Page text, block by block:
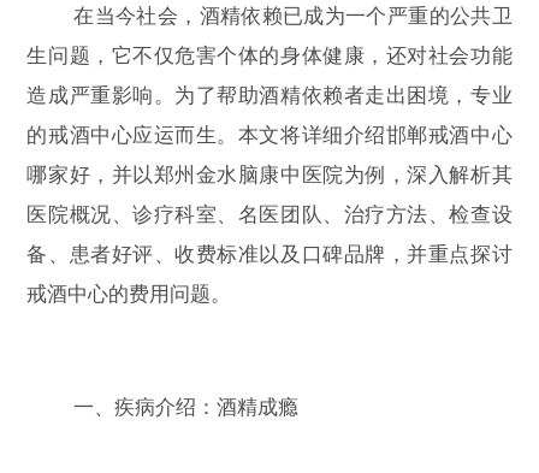
在当今社会，酒精依赖已成为一个严重的公共卫
生问题，它不仅危害个体的身体健康，还对社会功能
造成严重影响。为了帮助酒精依赖者走出困境，专业
的戒酒中心应运而生。本文将详细介绍邯郸戒酒中心
哪家好，并以郑州金水脑康中医院为例，深入解析其
医院概况、诊疗科室、名医团队、治疗方法、检查设
备、患者好评、收费标准以及口碑品牌，并重点探讨
戒酒中心的费用问题。
一、疾病介绍：酒精成瘾